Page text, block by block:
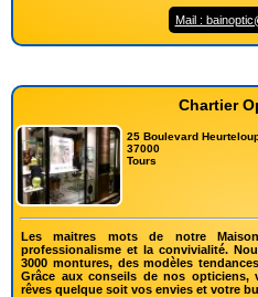
Mail :
Chartier
25 Boulevard
37000
Tours
Les maitres mots de notre
professionalisme et la convivialité.
3000 montures, des modèles
Grâce aux conseils de nos opticiens,
rêves quelque soit vos envies et votre